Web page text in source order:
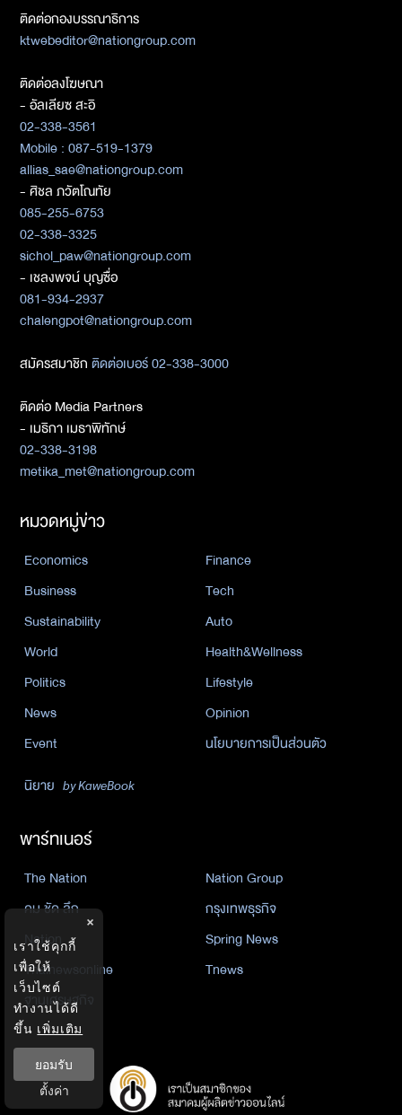
ติดต่อกองบรรณาธิการ
ktwebeditor@nationgroup.com
ติดต่อลงโฆษณา
- อัลเลียซ สะอิ
02-338-3561
Mobile : 087-519-1379
allias_sae@nationgroup.com
- ศิชล ภวัตโณทัย
085-255-6753
02-338-3325
sichol_paw@nationgroup.com
- เชลงพจน์ บุญซื่อ
081-934-2937
chalengpot@nationgroup.com
สมัครสมาชิกติดต่อเบอร์ 02-338-3000
ติดต่อ Media Partners
- เมธิกา เมธาพิทักษ์
02-338-3198
metika_met@nationgroup.com
หมวดหมู่ข่าว
Economics
Finance
Business
Tech
Sustainability
Auto
World
Health&Wellness
Politics
Lifestyle
News
Opinion
Event
นโยบายการเป็นส่วนตัว
นิยาย by KaweBook
พาร์ทเนอร์
The Nation
Nation Group
คม ชัด ลึก
กรุงเทพธุรกิจ
Nation
Spring News
Thainewsonline
Tnews
ฐานเศรษฐกิจ
×
เราใช้คุกกี้
เพื่อให้
เว็บไซต์
ทำงานได้ดี
ขึ้น เพิ่มเติม
ยอมรับ
ตั้งค่า